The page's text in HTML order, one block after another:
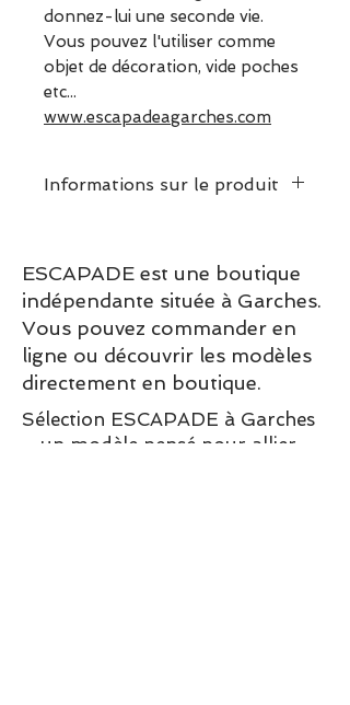
donnez-lui une seconde vie.
Vous pouvez l'utiliser comme
objet de décoration, vide poches
etc...
www.escapadeagarches.com
Informations sur le produit
sublime pot de couleur bleu
et marron avec la
représentation de l'oeil bleu
de la Grèce
Livré dans une boite cadeau -
226 gr - Peints à la main
ESCAPADE est une boutique
indépendante située à Garches.
Vous pouvez commander en
ligne ou découvrir les modèles
directement en boutique.
Sélection ESCAPADE à Garches
– un modèle pensé pour allier